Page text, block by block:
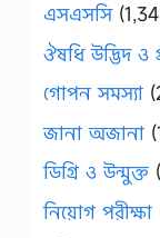
এসএসসি
ঔষধি উদ্ভিদ ও
গোপন সমস্যা
জানা অজানা
ডিগ্রি ও উন্মুক্ত
নিয়োগ পরীক্ষা